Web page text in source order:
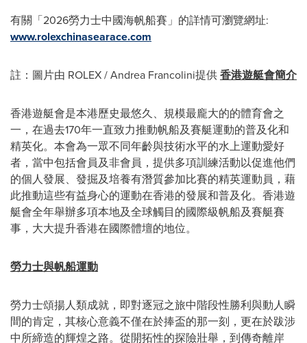
有關「2026勞力士中國海帆船賽」的詳情可瀏覽網址:
www.rolexchinasearace.com
註：圖片由 ROLEX / Andrea Francolini提供香港遊艇會簡介
香港遊艇會是本港歷史最悠久、規模最龐大的的體育會之
一，在過去170年一直致力推動帆船及賽艇運動的普及化和
精英化。本會為一眾不同年齡與技術水平的水上運動愛好
者，當中包括會員及非會員，提供多項訓練活動以促進他們
的個人發展、發掘及培養有潛質參加比賽的精英運動員，藉
此推動這些有益身心的運動在香港的發展和普及化。香港遊
艇會全年舉辦多項本地及全球觸目的國際級帆船及賽艇賽
事，大大提升香港在國際體壇的地位。
勞力士與帆船運動
勞力士頌揚人類成就，即對逐冠之旅中階段性勝利與動人瞬
間的肯定，其核心意義不僅在於捧盃的那一刻，更在於跋涉
中所締造的輝煌之路。從開拓性的探險壯舉，到傳奇離岸